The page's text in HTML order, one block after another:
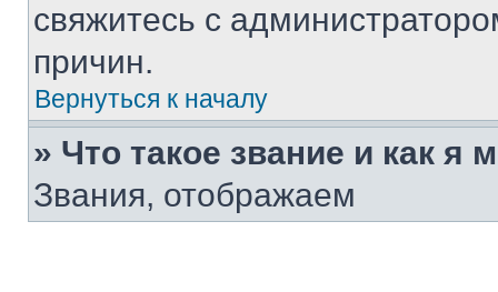
свяжитесь с
причин.
Вернуться к началу
» Что такое звание и как я
Звания, отображаем